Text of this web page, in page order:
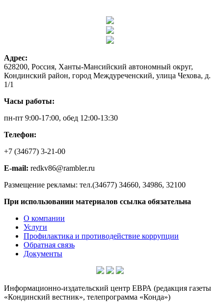
Адрес:
628200, Россия, Ханты-Мансийский автономный округ,
Кондинский район, город Междуреченский, улица Чехова, д.
1/1
Часы работы:
пн-пт 9:00-17:00, обед 12:00-13:30
Телефон:
+7 (34677) 3-21-00
E-mail: redkv86@rambler.ru
Размещение рекламы: тел.(34677) 34660, 34986, 32100
При использовании материалов ссылка обязательна
О компании
Услуги
Профилактика и противодействие коррупции
Обратная связь
Документы
Информационно-издательский центр ЕВРА (редакция газеты
«Кондинский вестник», телепрограмма «Конда»)